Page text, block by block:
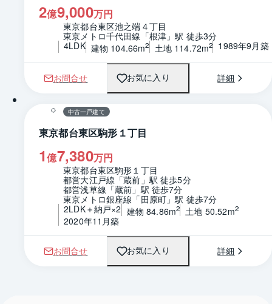
2億9,000万円
東京都台東区池之端４丁目
東京メトロ千代田線「根津」駅 徒歩3分
4LDK 建物 104.66m2 土地 114.72m2 1989年9月築
お問合せ お気に入り 詳細
1 / 0 間取り
中古一戸建て
東京都台東区駒形１丁目
1億7,380万円
東京都台東区駒形１丁目
都営大江戸線「蔵前」駅 徒歩5分
都営浅草線「蔵前」駅 徒歩7分
東京メトロ銀座線「田原町」駅 徒歩7分
2LDK＋納戸×2 建物 84.86m2 土地 50.52m2
2020年11月築
お問合せ お気に入り 詳細